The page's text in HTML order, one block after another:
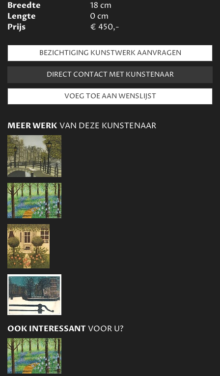
Breedte
18 cm
Lengte
0cm
Prijs
€ 450,-
BEZICHTIGING KUNSTWERK AANVRAGEN
DIRECT CONTACT MET KUNSTENAAR
MEER WERK VAN DEZE KUNSTENAAR
OOK INTERESSANTVOOR U?